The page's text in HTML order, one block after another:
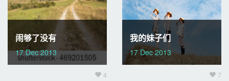
闹够了没有
17 Dec 2013
4
我的妹子们
17 Dec 2013
7